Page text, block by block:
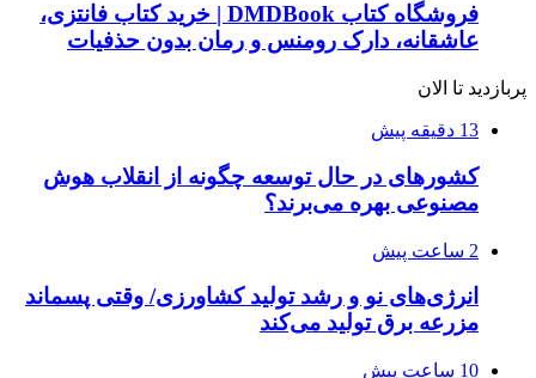
فروشگاه کتاب DMDBook | خرید کتاب فانتزی،
عاشقانه، دارک رومنس و رمان بدون حذفیات
پربازدید تا الان
13 دقیقه پیش
کشورهای در حال توسعه چگونه از انقلاب هوش
مصنوعی بهره می‌برند؟
2 ساعت پیش
انرژی‌های نو و رشد تولید کشاورزی/ وقتی پسماند
مزرعه‌ برق تولید می‌کند
10 ساعت پیش